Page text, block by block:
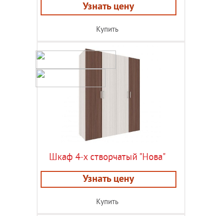
Узнать цену
Купить
Шкаф 4-х створчатый "Нова"
Узнать цену
Купить